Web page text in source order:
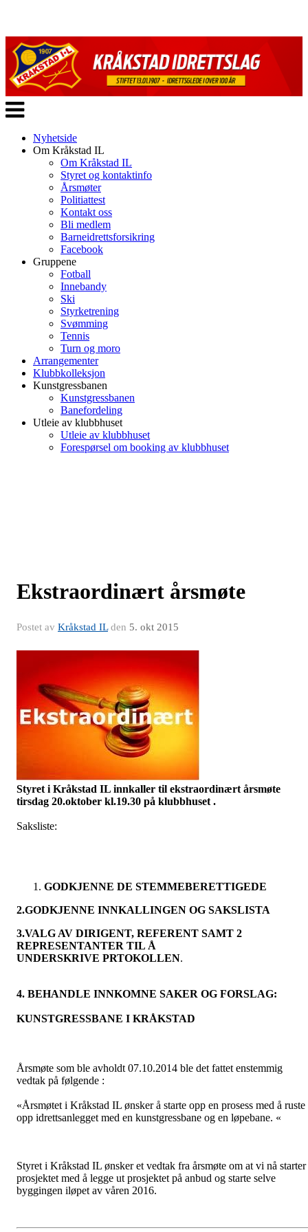
Veksle
navigasjon
Nyhetside
Om Kråkstad IL
Om Kråkstad IL
Styret og kontaktinfo
Årsmøter
Politiattest
Kontakt oss
Bli medlem
Barneidrettsforsikring
Facebook
Gruppene
Fotball
Innebandy
Ski
Styrketrening
Svømming
Tennis
Turn og moro
Arrangementer
Klubbkolleksjon
Kunstgressbanen
Kunstgressbanen
Banefordeling
Utleie av klubbhuset
Utleie av klubbhuset
Forespørsel om booking av klubbhuset
Ekstraordinært årsmøte
Postet av Kråkstad ILden 5. okt 2015
Styret i Kråkstad IL innkaller til ekstraordinært årsmøte
tirsdag 20.oktober kl.19.30 på klubbhuset .
Saksliste:
GODKJENNE DE STEMMEBERETTIGEDE
2.GODKJENNE INNKALLINGEN OG SAKSLISTA
3.VALG AV DIRIGENT, REFERENT SAMT 2
REPRESENTANTER TIL Å
UNDERSKRIVE PRTOKOLLEN.
4. BEHANDLE INNKOMNE SAKER OG FORSLAG:
KUNSTGRESSBANE I KRÅKSTAD
Årsmøte som ble avholdt 07.10.2014 ble det fattet enstemmig
vedtak på følgende :
«Årsmøtet i Kråkstad IL ønsker å starte opp en prosess med å ruste
opp idrettsanlegget med en kunstgressbane og en løpebane. «
Styret i Kråkstad IL ønsker et vedtak fra årsmøte om at vi nå starter
prosjektet med å legge ut prosjektet på anbud og starte selve
byggingen iløpet av våren 2016.